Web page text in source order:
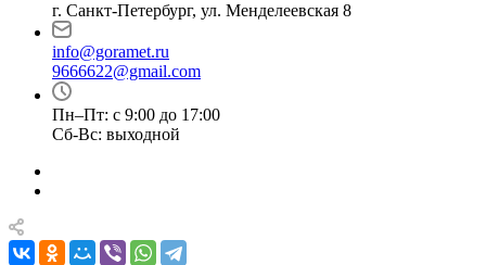
г. Санкт-Петербург, ул. Менделеевская 8
info@goramet.ru
9666622@gmail.com
Пн–Пт: с 9:00 до 17:00
Сб-Вс: выходной